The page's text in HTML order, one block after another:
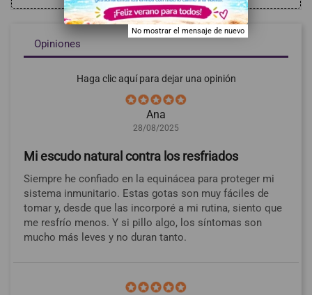
Opiniones
Haga clic aquí para dejar una opinión
Ana
28/08/2025
Mi escudo natural contra los resfriados
Siempre he confiado en la equinácea para proteger mi
sistema inmunitario. Estas gotas son muy fáciles de
tomar y, desde que las incorporé a mi rutina, siento que
me resfrío menos. Y si pillo algo, los síntomas son
mucho más leves y no duran tanto.
No mostrar el mensaje de nuevo